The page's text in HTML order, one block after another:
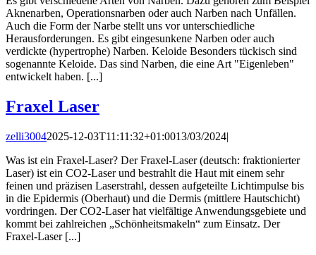
Aknenarben, Operationsnarben oder auch Narben nach Unfällen.
Auch die Form der Narbe stellt uns vor unterschiedliche
Herausforderungen. Es gibt eingesunkene Narben oder auch
verdickte (hypertrophe) Narben. Keloide Besonders tückisch sind
sogenannte Keloide. Das sind Narben, die eine Art "Eigenleben"
entwickelt haben. [...]
Fraxel Laser
zelli30042025-12-03T11:11:32+01:0013/03/2024|
Was ist ein Fraxel-Laser? Der Fraxel-Laser (deutsch: fraktionierter
Laser) ist ein CO2-Laser und bestrahlt die Haut mit einem sehr
feinen und präzisen Laserstrahl, dessen aufgeteilte Lichtimpulse bis
in die Epidermis (Oberhaut) und die Dermis (mittlere Hautschicht)
vordringen. Der CO2-Laser hat vielfältige Anwendungsgebiete und
kommt bei zahlreichen „Schönheitsmakeln“ zum Einsatz. Der
Fraxel-Laser [...]